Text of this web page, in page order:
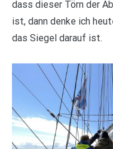
dass dieser Törn der
ist, dann denke ich
das Siegel darauf ist.